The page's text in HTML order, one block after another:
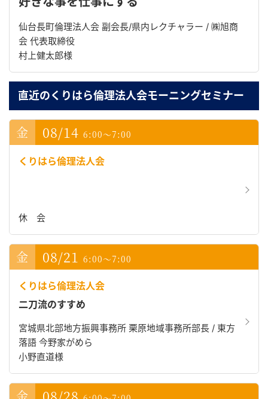
仙台長町倫理法人会 副会長/県内レクチャラー / ㈱旭商
会 代表取締役
村上健太郎様
直近のくりはら倫理法人会モーニングセミナー
08/14 6:00～7:00
くりはら倫理法人会
休 会
08/21 6:00～7:00
くりはら倫理法人会
二刀流のすすめ
宮城県北部地方振興事務所 栗原地域事務所部長 / 東方
落語 今野家がめら
小野直道様